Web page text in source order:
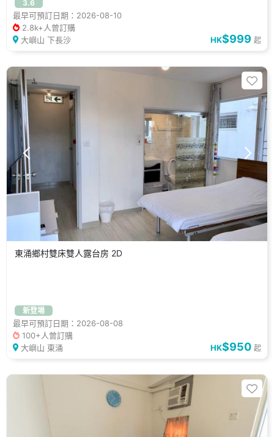
假日好去處
3.6
最早可預訂日期：2026-08-10
2.8k+人曾訂購
大嶼山 下長沙
HK$999 起
東涌鄉村雙床雙人露台房 2D
新登場
最早可預訂日期：2026-08-08
100+人曾訂購
大嶼山 東涌
HK$950 起